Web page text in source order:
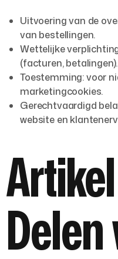
Uitvoering van de
van bestellingen.
Wettelijke
(facturen, betalingen).
Toestemming:voor
marketingcookies.
Gerechtvaardigd
website en